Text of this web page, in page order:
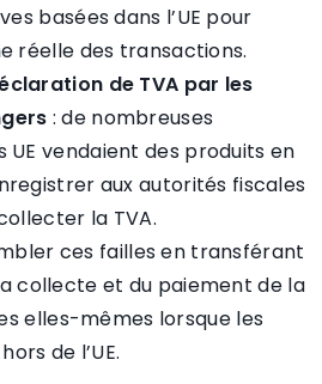
basées dans l’UE pour
réelle des transactions.
de TVA par les
: de nombreuses
vendaient des produits en
aux autorités fiscales
la TVA.
ces failles en transférant
collecte et du paiement de la
elles-mêmes lorsque les
de l’UE.